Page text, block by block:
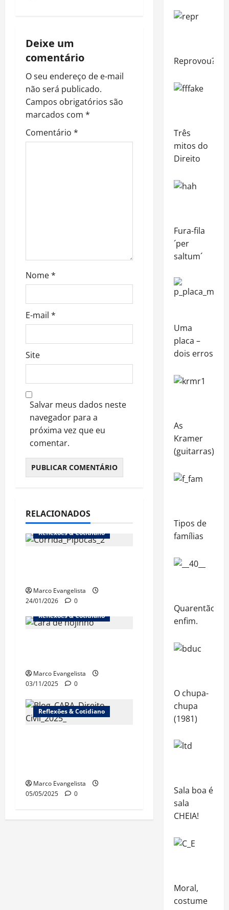
v
i
g
a
t
Deixe um
comentário
O seu endereço de e-mail
não será publicado.
Campos obrigatórios são
marcados com *
Comentário *
Nome*
E-mail *
Site
Salvar meus dados neste
navegador para a
próxima vez que eu
comentar.
RELACIONADOS
Reflexões & Cotidiano
Marco Evangelista
24/01/2026
0
Reflexões & Cotidiano
Marco Evangelista
03/11/2025
0
Reflexões & Cotidiano
Marco Evangelista
05/05/2025
0
Reprovou?
Três
mitos do
Direito
Fura-fila
´per
saltum´
Uma
placa –
dois erros
As
Kramer
(guitarras)
Tipos de
famílias
Quarentão,
enfim.
O chupa-
chupa
(1981)
Sala boa é
sala
CHEIA!
Moral,
costume